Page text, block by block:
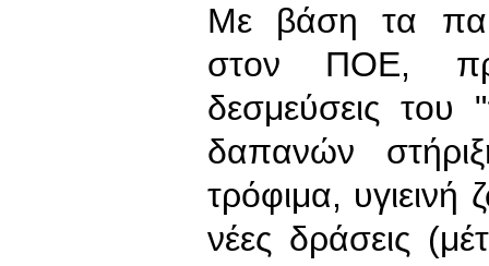
Με βάση τα
στον ΠΟΕ,
δεσμεύσεις του
δαπανών
τρόφιμα,
νέες δράσεις